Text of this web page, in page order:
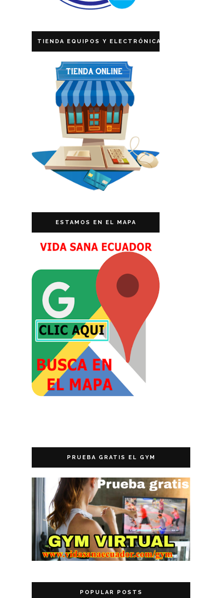
TIENDA EQUIPOS Y ELECTRÓNICA
ESTAMOS EN EL MAPA
PRUEBA GRATIS EL GYM
POPULAR POSTS